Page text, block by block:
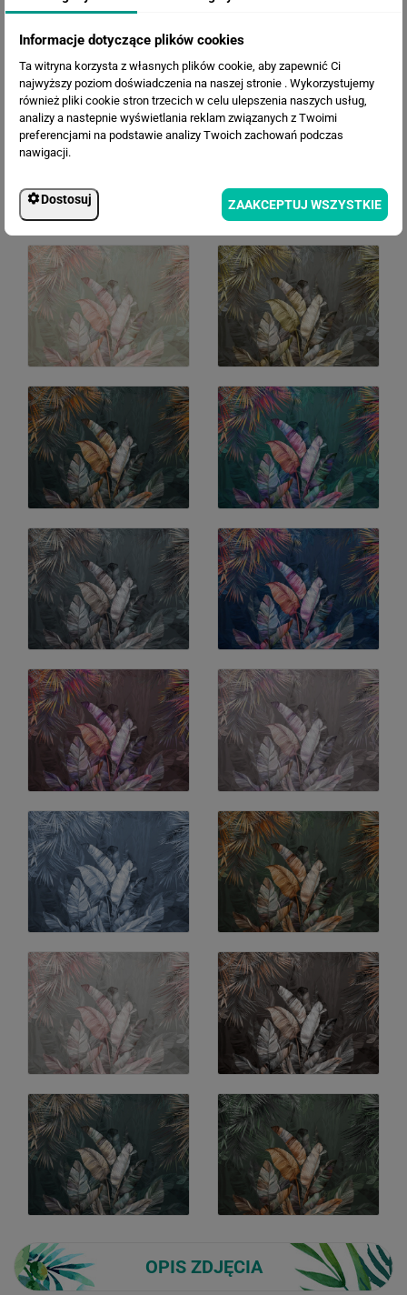
WERSJE KOLORYSTYCZNE
OPIS ZDJĘCIA
Informacje dotyczące plików cookies
Ta witryna korzysta z własnych plików cookie, aby zapewnić Ci
najwyższy poziom doświadczenia na naszej stronie . Wykorzystujemy
również pliki cookie stron trzecich w celu ulepszenia naszych usług,
analizy a nastepnie wyświetlania reklam związanych z Twoimi
preferencjami na podstawie analizy Twoich zachowań podczas
nawigacji.
Dostosuj ZAAKCEPTUJ WSZYSTKIE